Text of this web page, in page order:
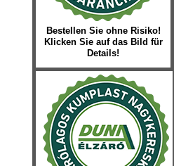
Bestellen Sie ohne Risiko!
Klicken Sie auf das Bild für
Details!